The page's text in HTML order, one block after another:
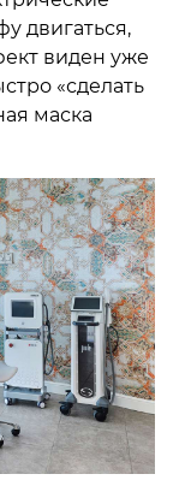
двигаться,
виден уже
«сделать
маска